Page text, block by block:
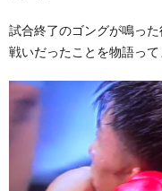
試合終了のゴングが鳴っ
戦いだったことを物語って